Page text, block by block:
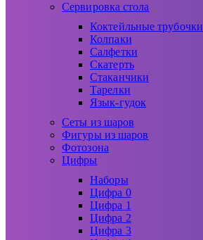
Сервировка стола
Коктейльные трубочки
Колпаки
Салфетки
Скатерть
Стаканчики
Тарелки
Язык-гудок
Сеты из шаров
Фигуры из шаров
Фотозона
Цифры
Наборы
Цифра 0
Цифра 1
Цифра 2
Цифра 3